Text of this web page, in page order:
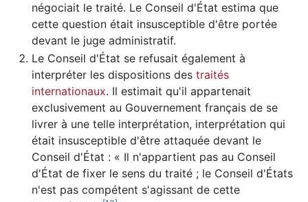
négociait le traité. Le Conseil d'État estima que
cette question était insusceptible d'être portée
devant le juge administratif.
Le Conseil d'État se refusait également à
interpréter les dispositions des traités
internationaux. Il estimait qu'il appartenait
exclusivement au Gouvernement français de se
livrer à une telle interprétation, interprétation qui
était insusceptible d'être attaquée devant le
Conseil d'État : « Il n'appartient pas au Conseil
d'État de fixer le sens du traité ; le Conseil d'États
n'est pas compétent s'agissant de cette